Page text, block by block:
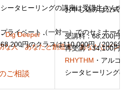
・Dig Deeper ・
な人・あなたと創造主・あなたとインナ
ご相談
シータヒーリングの講座は受講生さんの
プライベート（一対一）でのセミナーを
68,200円のクラスは110,000円（2026年3
お申し込みは公式
受講料：68,200円（
再受講：34,100円（
RHYTHM ・アルゴ
シータヒーリングの